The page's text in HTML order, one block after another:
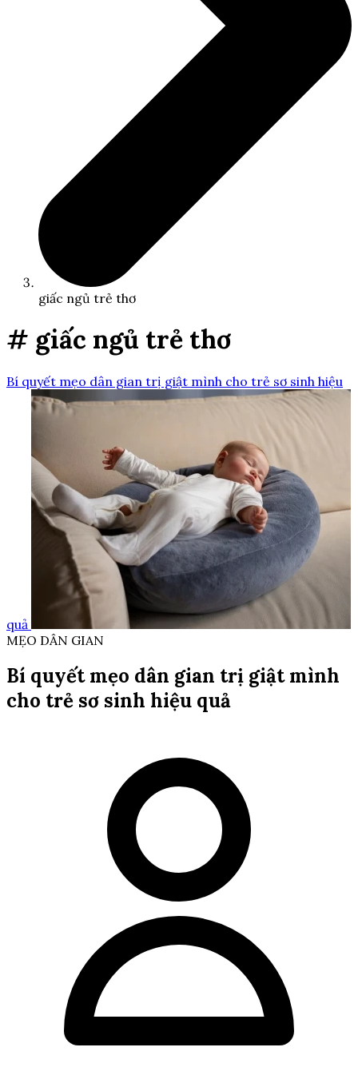
giấc ngủ trẻ thơ
# giấc ngủ trẻ thơ
Bí quyết mẹo dân gian trị giật mình cho trẻ sơ sinh hiệu
quả
MẸO DÂN GIAN
Bí quyết mẹo dân gian trị giật mình
cho trẻ sơ sinh hiệu quả